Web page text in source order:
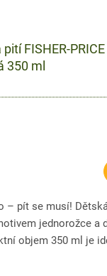
FISHER-
350 ml
– pít se musí!
jednorožce a
objem 350 ml je